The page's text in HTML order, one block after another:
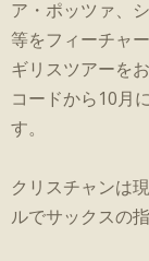
ア・ポッツァ、
等をフィーチャ
ギリスツアーを
コードから10月
す。
クリスチャンは
ルでサックスの